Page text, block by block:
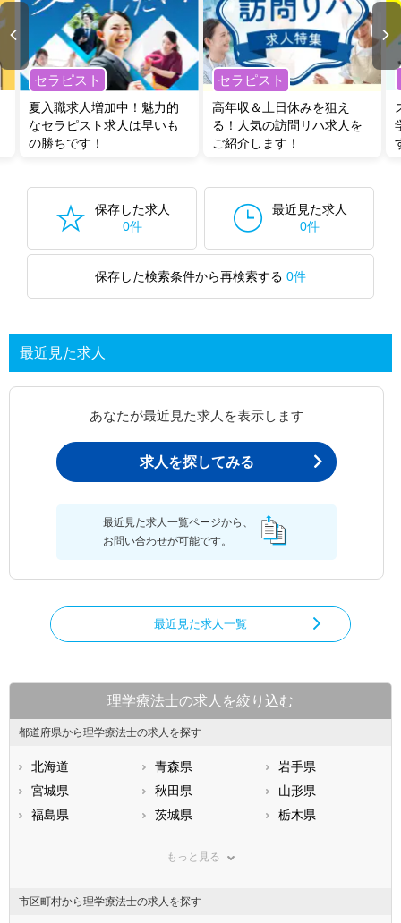
セラピスト
夏入職求人増加中！魅力的
なセラピスト求人は早いも
の勝ちです！
セラピスト
高年収＆土日休みを狙え
る！人気の訪問リハ求人を
ご紹介します！
保存した求人
0件
最近見た求人
0件
保存した検索条件から再検索する 0件
最近見た求人
あなたが最近見た求人を表示します
求人を探してみる
最近見た求人一覧ページから、
お問い合わせが可能です。
最近見た求人一覧
理学療法士の求人を絞り込む
都道府県から理学療法士の求人を探す
北海道 青森県
岩手県
宮城県
秋田県
山形県
福島県
茨城県
栃木県
神奈川県
石川県
福井県
もっと見る
市区町村から理学療法士の求人を探す